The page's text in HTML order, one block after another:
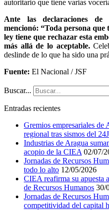
autoritario que tiene varias
Ante las declaraciones
mencionó: “Toda persona que
ley tiene que rechazar esta
más allá de lo aceptable.
deslinde de lo que ha sido una
Fuente: El Nacional / JSF
Buscar...
Entradas recientes
Gremios empresariales de
regional tras sismos del 24J
Industrias de Aragua
acopio de la CIEA 02/07/
Jornadas de Recursos
todo lo alto 12/05/2026
CIEA reafirma su apuesta
de Recursos Humanos 30/
Jornadas de Recursos
competitividad del capital